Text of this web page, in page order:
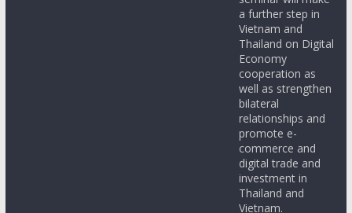
a further step in
Vietnam and
Thailand on Digital
Economy
cooperation as
well as strengthen
bilateral
relationships and
promote e-
commerce and
digital trade and
investment in
Thailand and
Vietnam.